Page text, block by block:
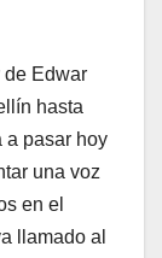
de Edwar
hasta
a pasar hoy
una voz
en el
llamado al